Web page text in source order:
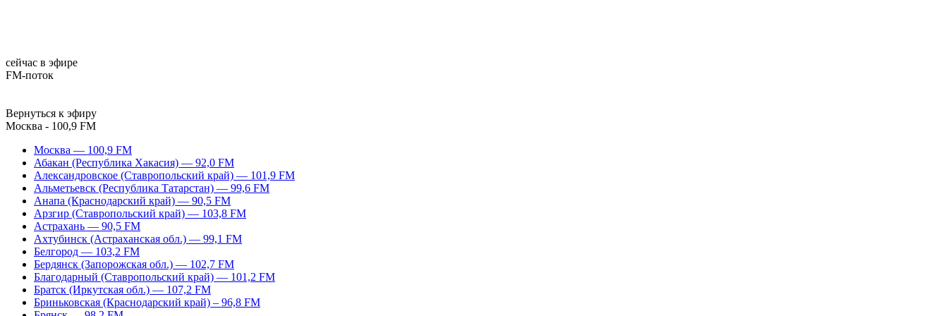
сейчас в эфире
FM-поток
Вернуться к эфиру
Москва - 100,9 FM
Москва — 100,9 FM
Абакан (Республика Хакасия) — 92,0 FM
Александровское (Ставропольский край) — 101,9 FM
Альметьевск (Республика Татарстан) — 99,6 FM
Анапа (Краснодарский край) — 90,5 FM
Арзгир (Ставропольский край) — 103,8 FM
Астрахань — 90,5 FM
Ахтубинск (Астраханская обл.) — 99,1 FM
Белгород — 103,2 FM
Бердянск (Запорожская обл.) — 102,7 FM
Благодарный (Ставропольский край) — 101,2 FM
Братск (Иркутская обл.) — 107,2 FM
Бриньковская (Краснодарский край) – 96,8 FM